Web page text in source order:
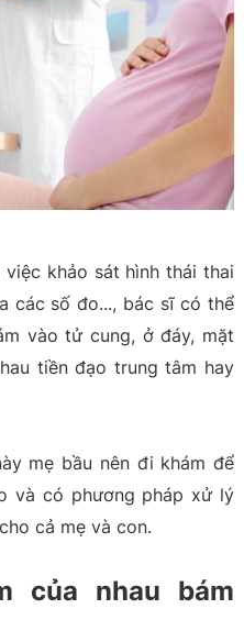
khảo sát hình thái thai
các số đo..., bác sĩ có thể
vào tử cung, ở đáy, mặt
tiền đạo trung tâm hay
mẹ bầu nên đi khám để
và có phương pháp xử lý
cả mẹ và con.
của nhau bám